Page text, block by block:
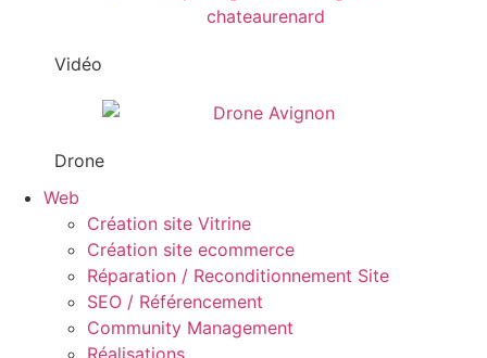
Vidéo
Drone
Web
Création site Vitrine
Création site ecommerce
Réparation / Reconditionnement Site
SEO / Référencement
Community Management